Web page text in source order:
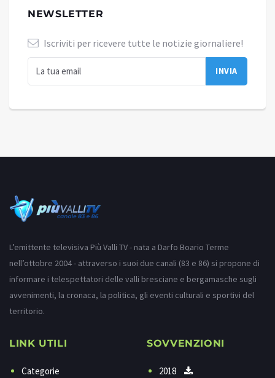
NEWSLETTER
Iscriviti per ricevere tutte le notizie giornaliere!
L’emittente televisiva Più Valli TV - nata a Darfo Boario Terme
nell’ottobre 2004 - attraverso i suoi due canali (83 e 86) si propone di
informare i telespettatori delle valli bresciane e bergamasche sugli
avvenimenti, la cronaca, la politica, gli eventi culturali e sportivi del
territorio.
LINK UTILI
Categorie
SOVVENZIONI
2018